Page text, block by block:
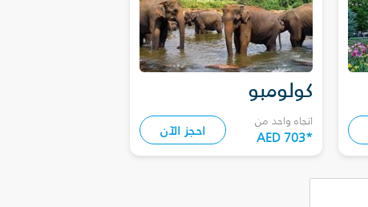
كولومبو
اتجاه واحد من
AED 703* احجز الآن